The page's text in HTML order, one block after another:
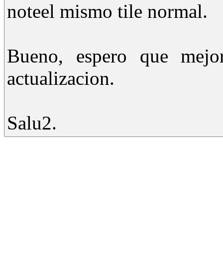
noteel mismo tile normal.
Bueno, espero que
actualizacion.
Salu2.